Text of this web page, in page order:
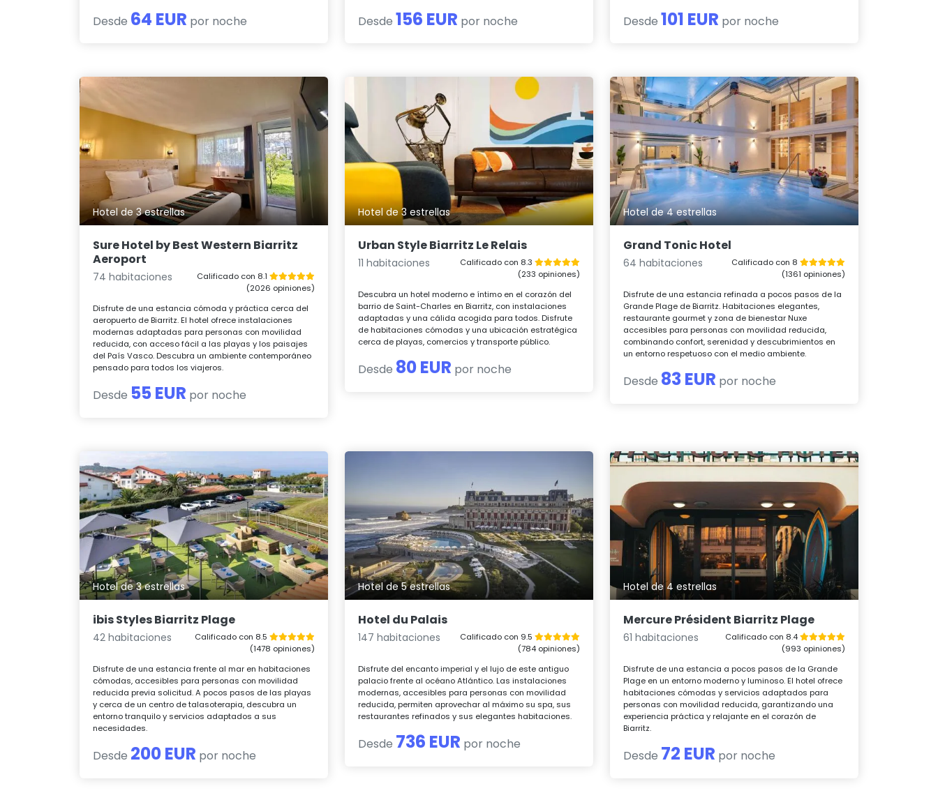
Desde 64 EUR por noche Desde156 EUR por noche Desde101 EUR por noche
Hotel de 3 estrellas
Sure Hotel by Best Western Biarritz
Aeroport
74 habitaciones
Calificado con 8.1
(2026 opiniones)
Disfrute de una estancia cómoda y práctica cerca del
aeropuerto de Biarritz. El hotel ofrece instalaciones
modernas adaptadas para personas con movilidad
reducida, con acceso fácil a las playas y los paisajes
del País Vasco. Descubra un ambiente contemporáneo
pensado para todos los viajeros.
Desde 55 EUR por noche
Hotel de 3 estrellas
Urban Style Biarritz Le Relais
11 habitaciones
Calificado con 8.3
(233 opiniones)
Descubra un hotel moderno e íntimo en el corazón del
barrio de Saint-Charles en Biarritz, con instalaciones
adaptadas y una cálida acogida para todos. Disfrute
de habitaciones cómodas y una ubicación estratégica
cerca de playas, comercios y transporte público.
Desde 80 EUR por noche
Hotel de 4 estrellas
Grand Tonic Hotel
64 habitaciones
Calificado con 8
(1361 opiniones)
Disfrute de una estancia refinada a pocos pasos de la
Grande Plage de Biarritz. Habitaciones elegantes,
restaurante gourmet y zona de bienestar Nuxe
accesibles para personas con movilidad reducida,
combinando confort, serenidad y descubrimientos en
un entorno respetuoso con el medio ambiente.
Desde 83 EUR por noche
Hotel de 3 estrellas
ibis Styles Biarritz Plage
42 habitaciones
Calificado con 8.5
(1478 opiniones)
Disfrute de una estancia frente al mar en habitaciones
cómodas, accesibles para personas con movilidad
reducida previa solicitud. A pocos pasos de las playas
y cerca de un centro de talasoterapia, descubra un
entorno tranquilo y servicios adaptados a sus
necesidades.
Desde 200 EUR por noche
Hotel de 5 estrellas
Hotel du Palais
147 habitaciones
Calificado con 9.5
(784 opiniones)
Disfrute del encanto imperial y el lujo de este antiguo
palacio frente al océano Atlántico. Las instalaciones
modernas, accesibles para personas con movilidad
reducida, permiten aprovechar al máximo su spa, sus
restaurantes refinados y sus elegantes habitaciones.
Desde 736 EUR por noche
Hotel de 4 estrellas
Mercure Président Biarritz Plage
61 habitaciones
Calificado con 8.4
(993 opiniones)
Disfrute de una estancia a pocos pasos de la Grande
Plage en un entorno moderno y luminoso. El hotel ofrece
habitaciones cómodas y servicios adaptados para
personas con movilidad reducida, garantizando una
experiencia práctica y relajante en el corazón de
Biarritz.
Desde 72 EUR por noche